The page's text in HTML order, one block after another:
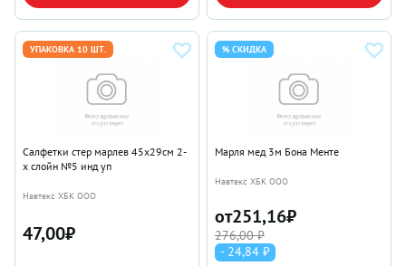
УПАКОВКА 10 ШТ.
Салфетки стер марлев 45х29см 2-
х слойн №5 инд уп
Навтекс ХБК ООО
47,00₽
% СКИДКА
Марля мед 3м Бона Менте
Навтекс ХБК ООО
от251,16₽
276,00 ₽
- 24,84 ₽